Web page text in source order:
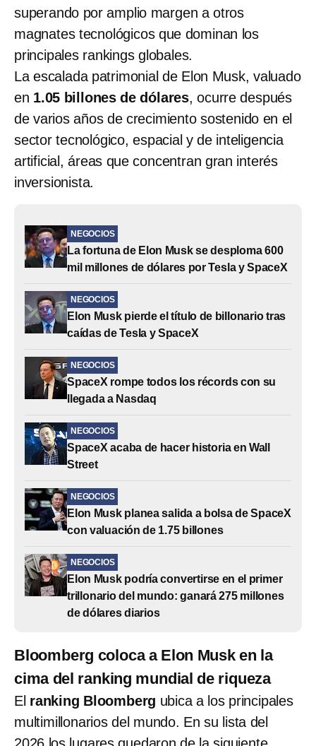
superando por amplio margen a otros
magnates tecnológicos que dominan los
principales rankings globales.
La escalada patrimonial de Elon Musk, valuado
en 1.05 billones de dólares, ocurre después
de varios años de crecimiento sostenido en el
sector tecnológico, espacial y de inteligencia
artificial, áreas que concentran gran interés
inversionista.
NEGOCIOS
La fortuna de Elon Musk se desploma 600
mil millones de dólares por Tesla y SpaceX
NEGOCIOS
Elon Musk pierde el título de billonario tras
caídas de Tesla y SpaceX
NEGOCIOS
SpaceX rompe todos los récords con su
llegada a Nasdaq
NEGOCIOS
SpaceX acaba de hacer historia en Wall
Street
NEGOCIOS
Elon Musk planea salida a bolsa de SpaceX
con valuación de 1.75 billones
NEGOCIOS
Elon Musk podría convertirse en el primer
trillonario del mundo: ganará 275 millones
de dólares diarios
Bloomberg coloca a Elon Musk en la
cima del ranking mundial de riqueza
El ranking Bloomberg ubica a los principales
multimillonarios del mundo. En su lista del